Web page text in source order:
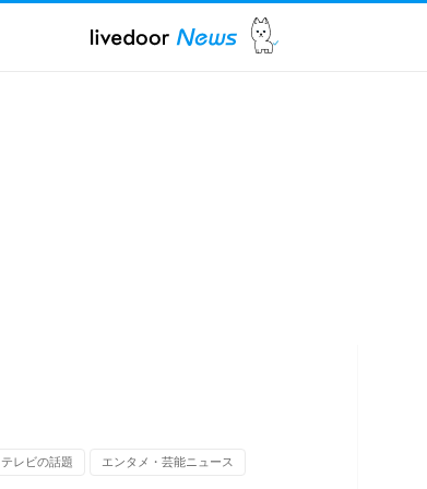
テレビの話題 エンタメ・芸能ニュース